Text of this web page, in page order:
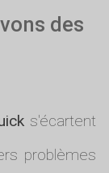
des
s'écartent
problèmes